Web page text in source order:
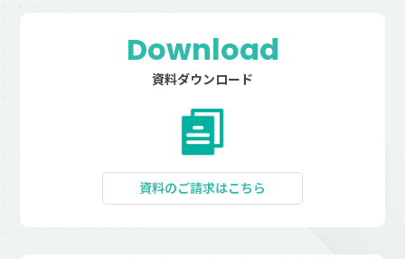
Download
資料ダウンロード
資料のご請求はこちら